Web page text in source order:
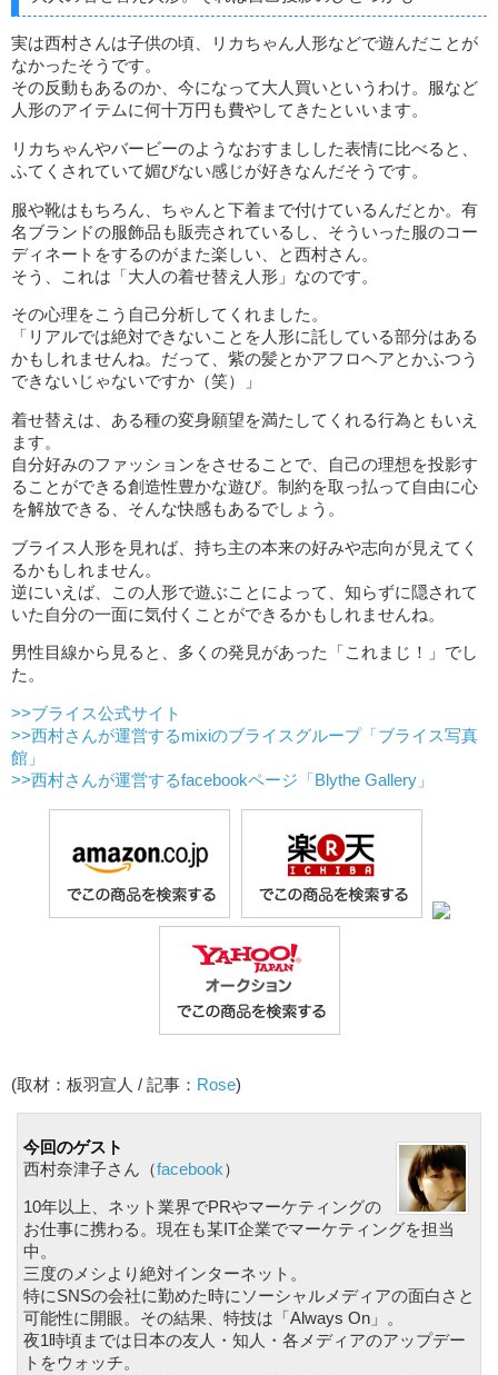
実は西村さんは子供の頃、リカちゃん人形などで遊んだことが
なかったそうです。
その反動もあるのか、今になって大人買いというわけ。服など
人形のアイテムに何十万円も費やしてきたといいます。
リカちゃんやバービーのようなおすましした表情に比べると、
ふてくされていて媚びない感じが好きなんだそうです。
服や靴はもちろん、ちゃんと下着まで付けているんだとか。有
名ブランドの服飾品も販売されているし、そういった服のコー
ディネートをするのがまた楽しい、と西村さん。
そう、これは「大人の着せ替え人形」なのです。
その心理をこう自己分析してくれました。
「リアルでは絶対できないことを人形に託している部分はある
かもしれませんね。だって、紫の髪とかアフロヘアとかふつう
できないじゃないですか（笑）」
着せ替えは、ある種の変身願望を満たしてくれる行為ともいえ
ます。
自分好みのファッションをさせることで、自己の理想を投影す
ることができる創造性豊かな遊び。制約を取っ払って自由に心
を解放できる、そんな快感もあるでしょう。
ブライス人形を見れば、持ち主の本来の好みや志向が見えてく
るかもしれません。
逆にいえば、この人形で遊ぶことによって、知らずに隠されて
いた自分の一面に気付くことができるかもしれませんね。
男性目線から見ると、多くの発見があった「これまじ！」でし
た。
>>ブライス公式サイト
>>西村さんが運営するmixiのブライスグループ「ブライス写真
館」
>>西村さんが運営するfacebookページ「Blythe Gallery」
(取材：板羽宣人 / 記事： Rose)
今回のゲスト
西村奈津子さん（facebook）
10年以上、ネット業界でPRやマーケティングの
お仕事に携わる。現在も某IT企業でマーケティングを担当
中。
三度のメシより絶対インターネット。
特にSNSの会社に勤めた時にソーシャルメディアの面白さと
可能性に開眼。その結果、特技は「Always On」。
夜1時頃までは日本の友人・知人・各メディアのアップデー
トをウォッチ。